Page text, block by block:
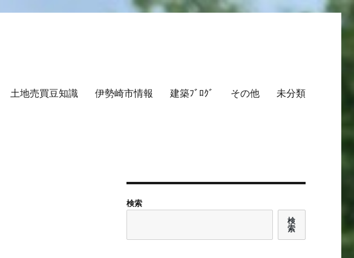
土地売買豆知識 伊勢崎市情報 建築ﾌﾞﾛｸﾞ その他 未分類
検索
検
索